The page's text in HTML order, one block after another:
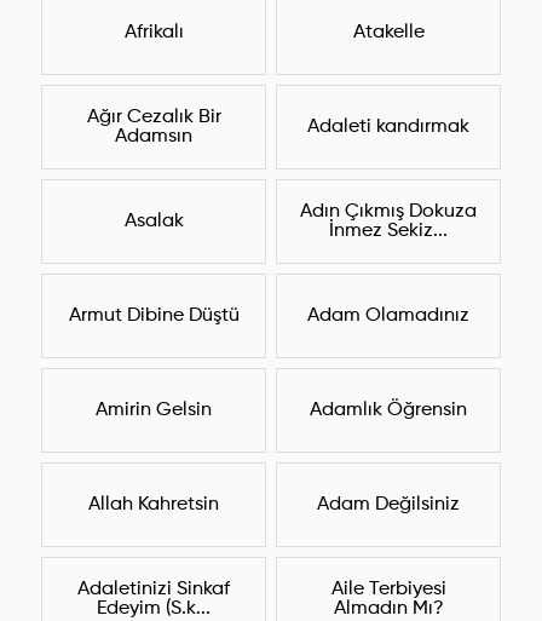
Afrikalı Atakelle
Ağır Cezalık Bir
Adamsın
Adaleti kandırmak
Asalak
Adın Çıkmış Dokuza
İnmez Sekiz...
Armut Dibine Düştü Adam Olamadınız
Amirin Gelsin Adamlık Öğrensin
Allah Kahretsin Adam Değilsiniz
Adaletinizi Sinkaf
Edeyim (S.k...
Aile Terbiyesi
Almadın Mı?